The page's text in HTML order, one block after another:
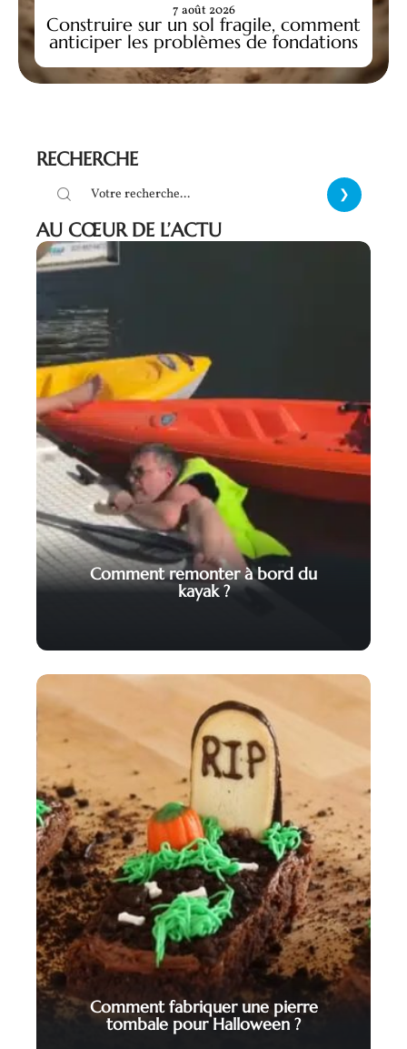
Construire sur un sol fragile, comment
anticiper les problèmes de fondations
7 août 2026
RECHERCHE
AU CŒUR DE L’ACTU
Comment remonter à bord du
kayak ?
Comment fabriquer une pierre
tombale pour Halloween ?